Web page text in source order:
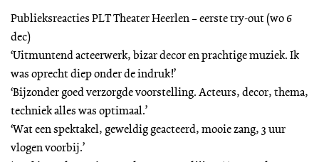
Publieksreacties PLT Theater Heerlen – eerste try-out (wo 6
dec)
‘Uitmuntend acteerwerk, bizar decor en prachtige muziek. Ik
was oprecht diep onder de indruk!’
‘Bijzonder goed verzorgde voorstelling. Acteurs, decor, thema,
techniek alles was optimaal.’
‘Wat een spektakel, geweldig geacteerd, mooie zang, 3 uur
vlogen voorbij.’